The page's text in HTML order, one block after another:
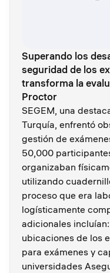
Superando los
seguridad de los
transforma la
Proctor
SEGEM, una
Turquía, enfrentó
gestión de
50,000
organizaban
utilizando
proceso que era
logísticamente
adicionales
ubicaciones de los
para exámenes y
universidades